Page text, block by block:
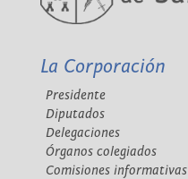
La Corporación
Presidente
Diputados
Delegaciones
Órganos colegiados
Comisiones informativas